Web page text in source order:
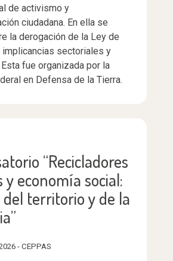
de activismo y
ciudadana. En ella se
la derogación de la Ley de
implicancias sectoriales y
fue organizada por la
en Defensa de la Tierra.
“Recicladores
y economía social:
del territorio y de la
- CEPPAS